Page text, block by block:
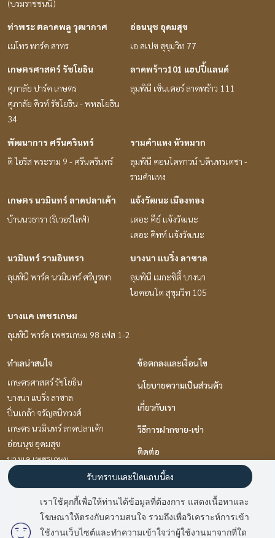
มี2คนกำลังดูประกาศนี้
(บรมราชชนนี)
ท่าพระ ตลาดพลู วุฒากาศ
เมโทร พาร์ค สาทร
อ่อนนุช อุดมสุข
เอ สเปซ สุขุมวิท 77
เกษตรศาสตร์ รัชโยธิน
ศุภาลัย ปาร์ค เกษตร
ศุภาลัย คิวท์ รัชโยธิน - พหลโยธิน
34
ลาดพร้าว101 แฮปปี้แลนด์
ลุมพินี เซ็นเตอร์ ลาดพร้าว 111
พัฒนาการ ศรีนครินทร์
ดิ ไอริส พระราม 9 - ศรีนครินทร์
รามคำแหง หัวหมาก
ลุมพินี คอนโดทาวน์ บดินทรเดชา -
รามคำแหง
เกษตร นวมินทร์ ลาดปลาเค้า
บ้านนวธารา (ริเวอร์ไลฟ์)
แจ้งวัฒนะ เมืองทอง
เดอะ คีย์ แจ้งวัฒนะ
เดอะ คิทท์ แจ้งวัฒนะ
นวมินทร์ รามอินทรา
ลุมพินี พาร์ค นวมินทร์ ศรีบูรพา
บางนา แบริ่ง ลาซาล
ลุมพินี เมกะซิตี้ บางนา
ไอคอนโด สุขุมวิท 105
บางแค เพชรเกษม
ลุมพินี พาร์ค เพชรเกษม 98 เฟส 1-2
ทำเลน่าสนใจ
เกษตรศาสตร์ รัชโยธิน
บางนา แบริ่ง ลาซาล
ปิ่นเกล้า จรัญสนิทวงศ์
เกษตร นวมินทร์ ลาดปลาเค้า
อ่อนนุช อุดมสุข
บางแค เพชรเกษม
พระราม 9 เพชรบุรีตัดใหม่ RCA
แจ้งวัฒนะ เมืองทอง
นวมินทร์ รามอินทรา
ท่าพระ ตลาดพลู วุฒากาศ
ข้อตกลงและเงื่อนไข
นโยบายความเป็นส่วนตัว
เกี่ยวกับเรา
วิธีการฝากขาย-เช่า
ติดต่อ
เราใช้คุกกี้เพื่อให้ท่านได้ข้อมูลที่ต้องการ แสดงเนื้อหาและ
โฆษณาให้ตรงกับความสนใจ รวมถึงเพื่อวิเคราะห์การเข้า
ใช้งานเว็บไซต์และทำความเข้าใจว่าผู้ใช้งานมาจากที่ใด
รับทราบและปิดแถบนี้ลง